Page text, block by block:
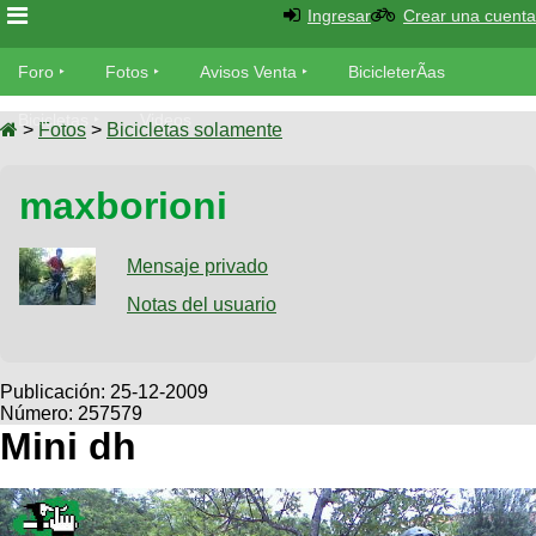
Foro
Foro
MecÃ¡nica
Fotos
SUBÃ
Galeria
Bicicletas
Viajes
Descenso
Dirt
Avisos
Ventas
SUBÃ
Buscar
Ultimos
Fotos
BicicleterÃ­
Bicicletas
Tandem
Videos
Cicloturismo
Ingresar Crear una cuenta
Foro Fotos Avisos Venta BicicleterÃ­as
Bicicletas Videos
> Fotos > Bicicletas solamente
maxborioni
Mensaje privado
Notas del usuario
Publicación: 25-12-2009
Número: 257579
Mini dh